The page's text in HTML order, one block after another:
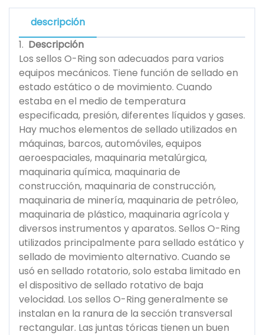
descripción
1. Descripción
Los sellos O-Ring son adecuados para varios
equipos mecánicos. Tiene función de sellado en
estado estático o de movimiento. Cuando
estaba en el medio de temperatura
especificada, presión, diferentes líquidos y gases.
Hay muchos elementos de sellado utilizados en
máquinas, barcos, automóviles, equipos
aeroespaciales, maquinaria metalúrgica,
maquinaria química, maquinaria de
construcción, maquinaria de construcción,
maquinaria de minería, maquinaria de petróleo,
maquinaria de plástico, maquinaria agrícola y
diversos instrumentos y aparatos. Sellos O-Ring
utilizados principalmente para sellado estático y
sellado de movimiento alternativo. Cuando se
usó en sellado rotatorio, solo estaba limitado en
el dispositivo de sellado rotativo de baja
velocidad. Los sellos O-Ring generalmente se
instalan en la ranura de la sección transversal
rectangular. Las juntas tóricas tienen un buen